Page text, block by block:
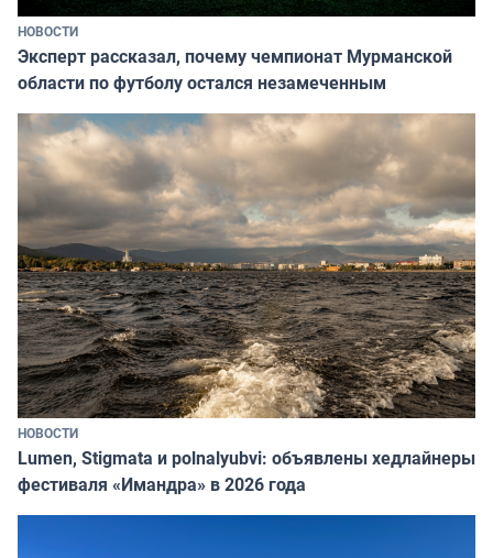
НОВОСТИ
Эксперт рассказал, почему чемпионат Мурманской
области по футболу остался незамеченным
НОВОСТИ
Lumen, Stigmata и polnalyubvi: объявлены хедлайнеры
фестиваля «Имандра» в 2026 года